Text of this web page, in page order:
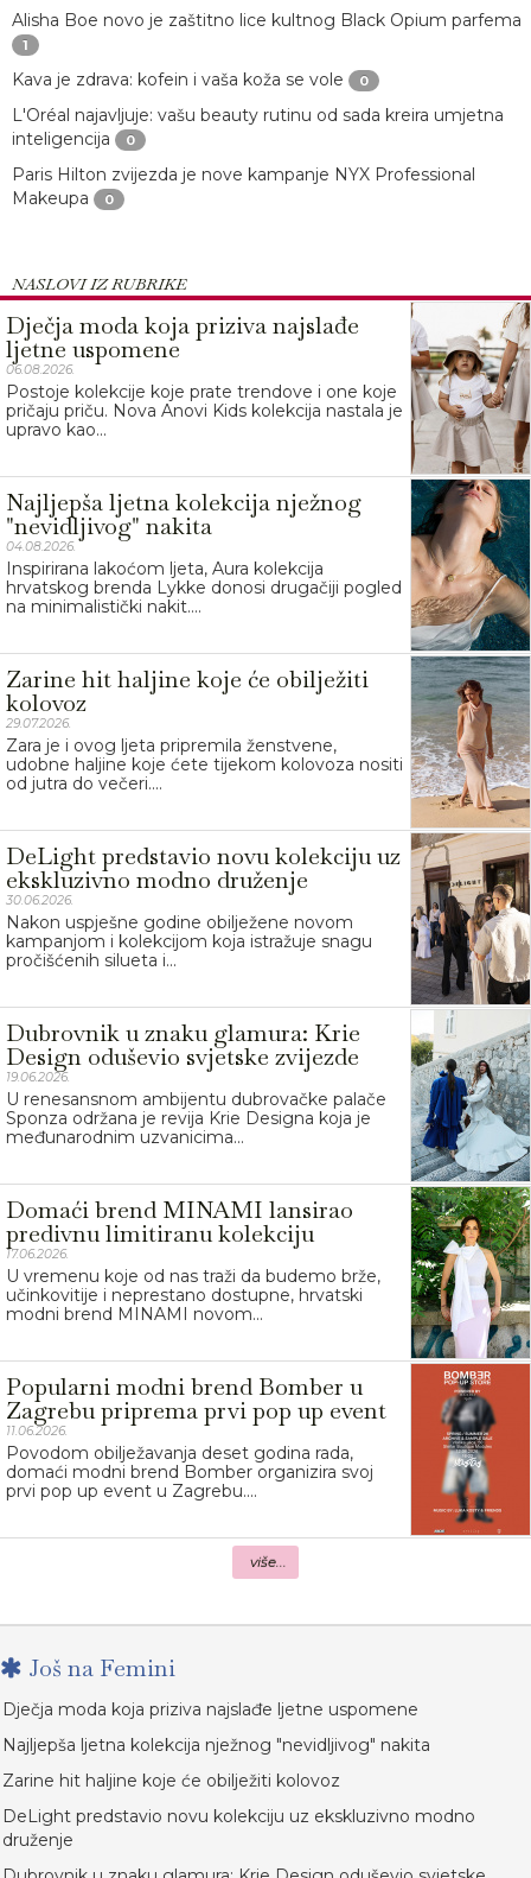
Alisha Boe novo je zaštitno lice kultnog Black Opium parfema
1
Kava je zdrava: kofein i vaša koža se vole 0
L'Oréal najavljuje: vašu beauty rutinu od sada kreira umjetna
inteligencija
0
Paris Hilton zvijezda je nove kampanje NYX Professional
Makeupa
0
NASLOVI IZ RUBRIKE
Dječja moda koja priziva najslađe
ljetne uspomene
06.08.2026.
Postoje kolekcije koje prate trendove i one koje
pričaju priču. Nova Anovi Kids kolekcija nastala je
upravo kao...
Najljepša ljetna kolekcija nježnog
"nevidljivog" nakita
04.08.2026.
Inspirirana lakoćom ljeta, Aura kolekcija
hrvatskog brenda Lykke donosi drugačiji pogled
na minimalistički nakit....
Zarine hit haljine koje će obilježiti
kolovoz
29.07.2026.
Zara je i ovog ljeta pripremila ženstvene,
udobne haljine koje ćete tijekom kolovoza nositi
od jutra do večeri....
DeLight predstavio novu kolekciju uz
ekskluzivno modno druženje
30.06.2026.
Nakon uspješne godine obilježene novom
kampanjom i kolekcijom koja istražuje snagu
pročišćenih silueta i...
Dubrovnik u znaku glamura: Krie
Design oduševio svjetske zvijezde
19.06.2026.
U renesansnom ambijentu dubrovačke palače
Sponza održana je revija Krie Designa koja je
međunarodnim uzvanicima...
Domaći brend MINAMI lansirao
predivnu limitiranu kolekciju
17.06.2026.
U vremenu koje od nas traži da budemo brže,
učinkovitije i neprestano dostupne, hrvatski
modni brend MINAMI novom...
Popularni modni brend Bomber u
Zagrebu priprema prvi pop up event
11.06.2026.
Povodom obilježavanja deset godina rada,
domaći modni brend Bomber organizira svoj
prvi pop up event u Zagrebu....
više...
Još na Femini
Dječja moda koja priziva najslađe ljetne uspomene
Najljepša ljetna kolekcija nježnog "nevidljivog" nakita
Zarine hit haljine koje će obilježiti kolovoz
DeLight predstavio novu kolekciju uz ekskluzivno modno
druženje